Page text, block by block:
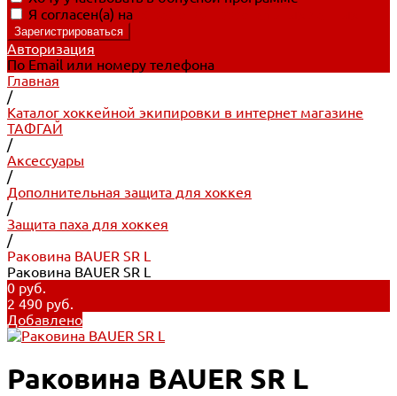
Я согласен(а) на
Авторизация
По Email или номеру телефона
Главная
/
Каталог хоккейной экипировки в интернет магазине
ТАФГАЙ
/
Аксессуары
/
Дополнительная защита для хоккея
/
Защита паха для хоккея
/
Раковина BAUER SR L
Раковина BAUER SR L
0 руб.
2 490 руб.
Добавлено
Раковина BAUER SR L